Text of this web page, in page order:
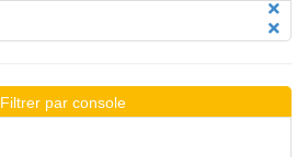
Filtrer par console